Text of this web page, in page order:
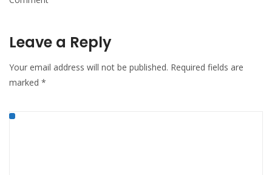
Leave a Reply
Your email address will not be published. Required fields are
marked *